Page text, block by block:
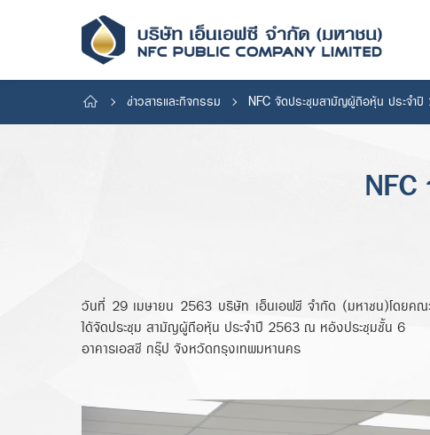
ข่าวสารและกิจกรรม NFC จัดประชุมสามัญผู้ถือหุ้น ประจำปี
NFC
วันที่ 29 เมษายน 2563 บริษัท เอ็นเอฟซี จำกัด (มหาชน)โดยคณ
ได้จัดประชุม สามัญผู้ถือหุ้น ประจำปี 2563 ณ หอ้งประชุมชั้น 6
อาคารเอสซี กรุ๊ป จังหวัดกรุงเทพมหานคร